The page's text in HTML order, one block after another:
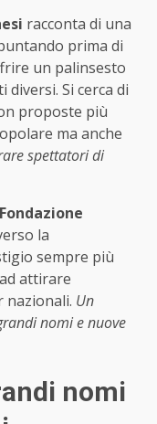
racconta di una
prima di
un palinsesto
diversi. Si cerca di
proposte più
ma anche
spettatori di
Fondazione
la
sempre più
attirare
nazionali. Un
nomi e nuove
nomi